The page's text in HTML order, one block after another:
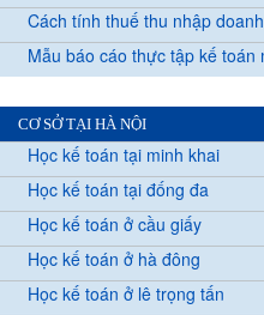
Cách tính thuế thu nhập
Mẫu báo cáo thực tập kế toán
CƠ SỞ TẠI HÀ NỘI
Học kế toán tại minh khai
Học kế toán tại đống đa
Học kế toán ở cầu giấy
Học kế toán ở hà đông
Học kế toán ở lê trọng tấn